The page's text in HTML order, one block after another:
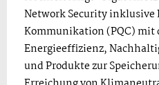
Network Security
Kommunikation (PQC) mit
Energieeffizienz,
und Produkte zur